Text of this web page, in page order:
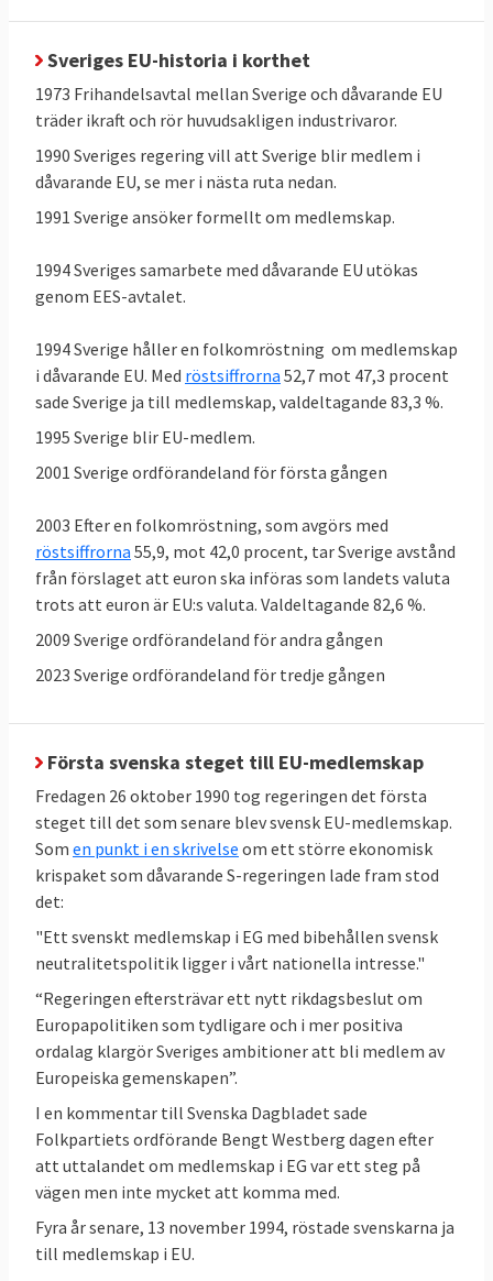
ministerrådet, men ibland har Sverige
problem att följa dem. EU-kommissionen
pekar i flera fall på att införandet av lagarna
i svensk rätt dröjt allt för länge, eller att de
införts på felaktigt sätt. Vid årsskiftet 31
pågåendeöverträdelseförfaranden mot
, en process som kan sluta i EU-
domstolen.
Sverige ofta bland de främsta
Sverige tillhör de rikare EU-länderna och är
regel bland de främsta ländernai jämförande
studier eller statistik som rördemokrati,
pressfrihet,låg korruption , rättsstatlighet ,
jämställdhet mellan könen
EU:s sociala resultattavla,
sysselsättningsgrad
Sveriges EU-historia i korthet
1973 Frihandelsavtal mellan Sverige och dåvarande EU
träder ikraft och rör huvudsakligen industrivaror.
1990 Sveriges regering vill att Sverige blir medlem i
dåvarande EU, se mer i nästa ruta nedan.
1991 Sverige ansöker formellt om medlemskap.
1994 Sveriges samarbete med dåvarande EU utökas
genom EES-avtalet.
1994 Sverige håller en folkomröstning om medlemskap
i dåvarande EU. Med röstsiffrorna 52,7 mot 47,3 procent
sade Sverige ja till medlemskap, valdeltagande 83,3 %.
1995 Sverige blir EU-medlem.
2001 Sverige ordförandeland för första gången
2003 Efter en folkomröstning, som avgörs med
röstsiffrorna 55,9, mot 42,0 procent, tar Sverige avstånd
från förslaget att euron ska införas som landets valuta
trots att euron är EU:s valuta. Valdeltagande 82,6 %.
2009 Sverige ordförandeland för andra gången
2023 Sverige ordförandeland för tredje gången
Första svenska steget till EU-medlemskap
Fredagen 26 oktober 1990 tog regeringen det första
steget till det som senare blev svensk EU-medlemskap.
Som en punkt i en skrivelse om ett större ekonomisk
krispaket som dåvarande S-regeringen lade fram stod
det:
"Ett svenskt medlemskap i EG med bibehållen svensk
neutralitetspolitik ligger i vårt nationella intresse."
“Regeringen eftersträvar ett nytt rikdagsbeslut om
Europapolitiken som tydligare och i mer positiva
ordalag klargör Sveriges ambitioner att bli medlem av
Europeiska gemenskapen”.
I en kommentar till Svenska Dagbladet sade
Folkpartiets ordförande Bengt Westberg dagen efter
att uttalandet om medlemskap i EG var ett steg på
vägen men inte mycket att komma med.
Fyra år senare, 13 november 1994, röstade svenskarna ja
till medlemskap i EU.